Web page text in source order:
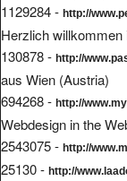
1129284 - http://
Herzlich willkommen
130878 - http://
aus Wien (Austria)
694268 - http://
Webdesign in the
2543075 - http://
25130 - http://